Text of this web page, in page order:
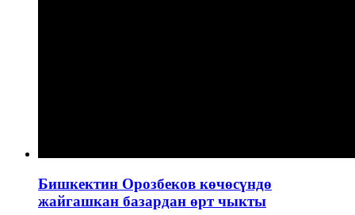
Бишкектин Орозбеков көчөсүндө
жайгашкан базардан өрт чыкты